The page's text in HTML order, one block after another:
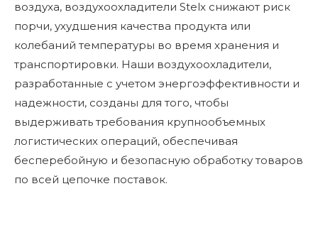
воздуха, воздухоохладители Stelx снижают риск
порчи, ухудшения качества продукта или
колебаний температуры во время хранения и
транспортировки. Наши воздухоохладители,
разработанные с учетом энергоэффективности и
надежности, созданы для того, чтобы
выдерживать требования крупнообъемных
логистических операций, обеспечивая
бесперебойную и безопасную обработку товаров
по всей цепочке поставок.